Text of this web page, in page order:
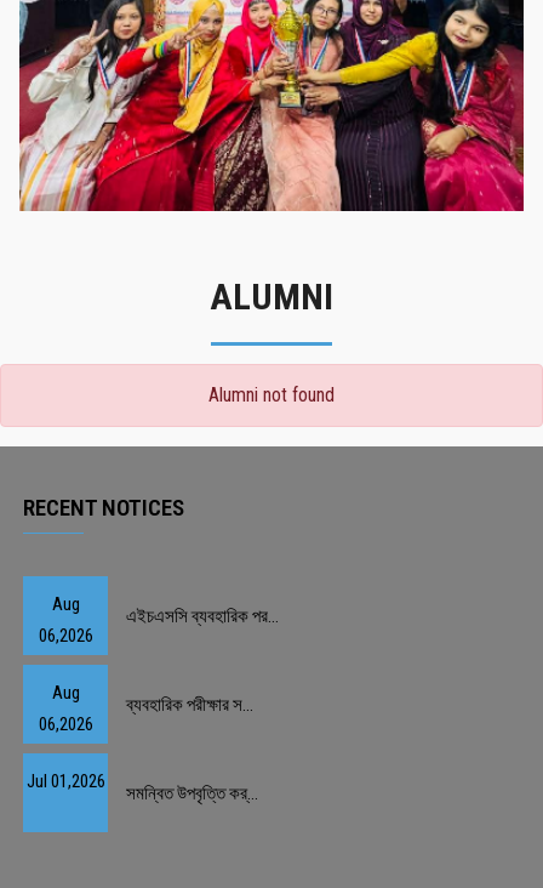
গৌরবের মুহূর্ত
ALUMNI
Alumni not found
RECENT NOTICES
Aug
06,2026
এইচএসসি ব্যবহারিক পর...
Aug
06,2026
ব্যবহারিক পরীক্ষার স...
Jul 01,2026
সমন্বিত উপবৃত্তি কর্...